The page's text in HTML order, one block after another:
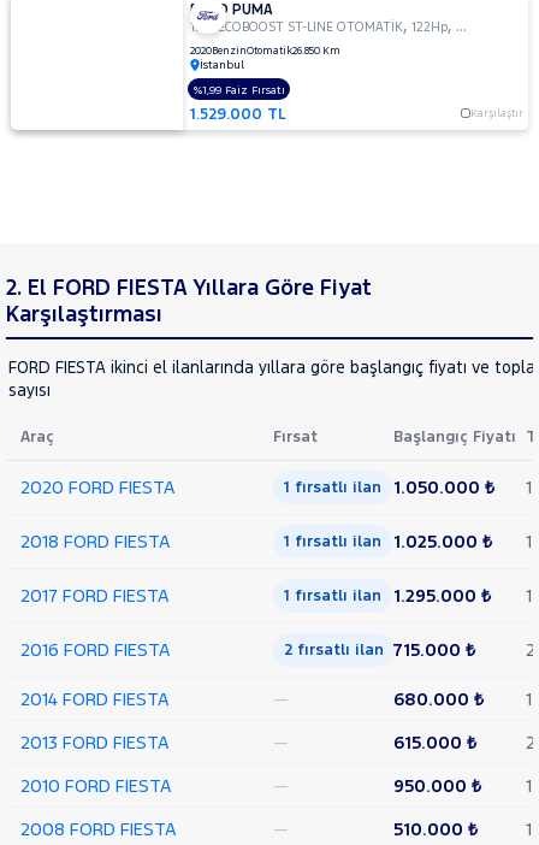
FORD PUMA
1.0L ECOBOOST ST-LINE OTOMATİK,122Hp, Hatchback 5
2020BenzinOtomatik26.850 Km
İstanbul
1.529.000 TL Karşılaştır
%1,99 Faiz Fırsatı
2. El FORD FIESTA Yıllara Göre Fiyat
Karşılaştırması
FORD FIESTA ikinci el ilanlarında yıllara göre başlangıç fiyatı ve
sayısı
Araç Fırsat Başlangıç Fiyatı
2020 FORD FIESTA 1 fırsatlı ilan 1.050.000 ₺ 1
2018 FORD FIESTA 1 fırsatlı ilan 1.025.000 ₺ 1
2017 FORD FIESTA 1 fırsatlı ilan 1.295.000 ₺ 1
2016 FORD FIESTA 2 fırsatlı ilan 715.000 ₺ 2
2014 FORD FIESTA — 680.000 ₺
1
2013 FORD FIESTA
— 615.000 ₺
2
2010 FORD FIESTA
— 950.000 ₺
1
2008 FORD FIESTA
— 510.000 ₺ 1